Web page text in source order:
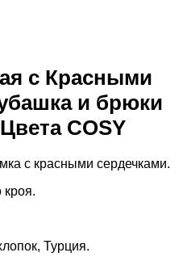
с Красными
и брюки
COSY
с красными сердечками.
Турция.